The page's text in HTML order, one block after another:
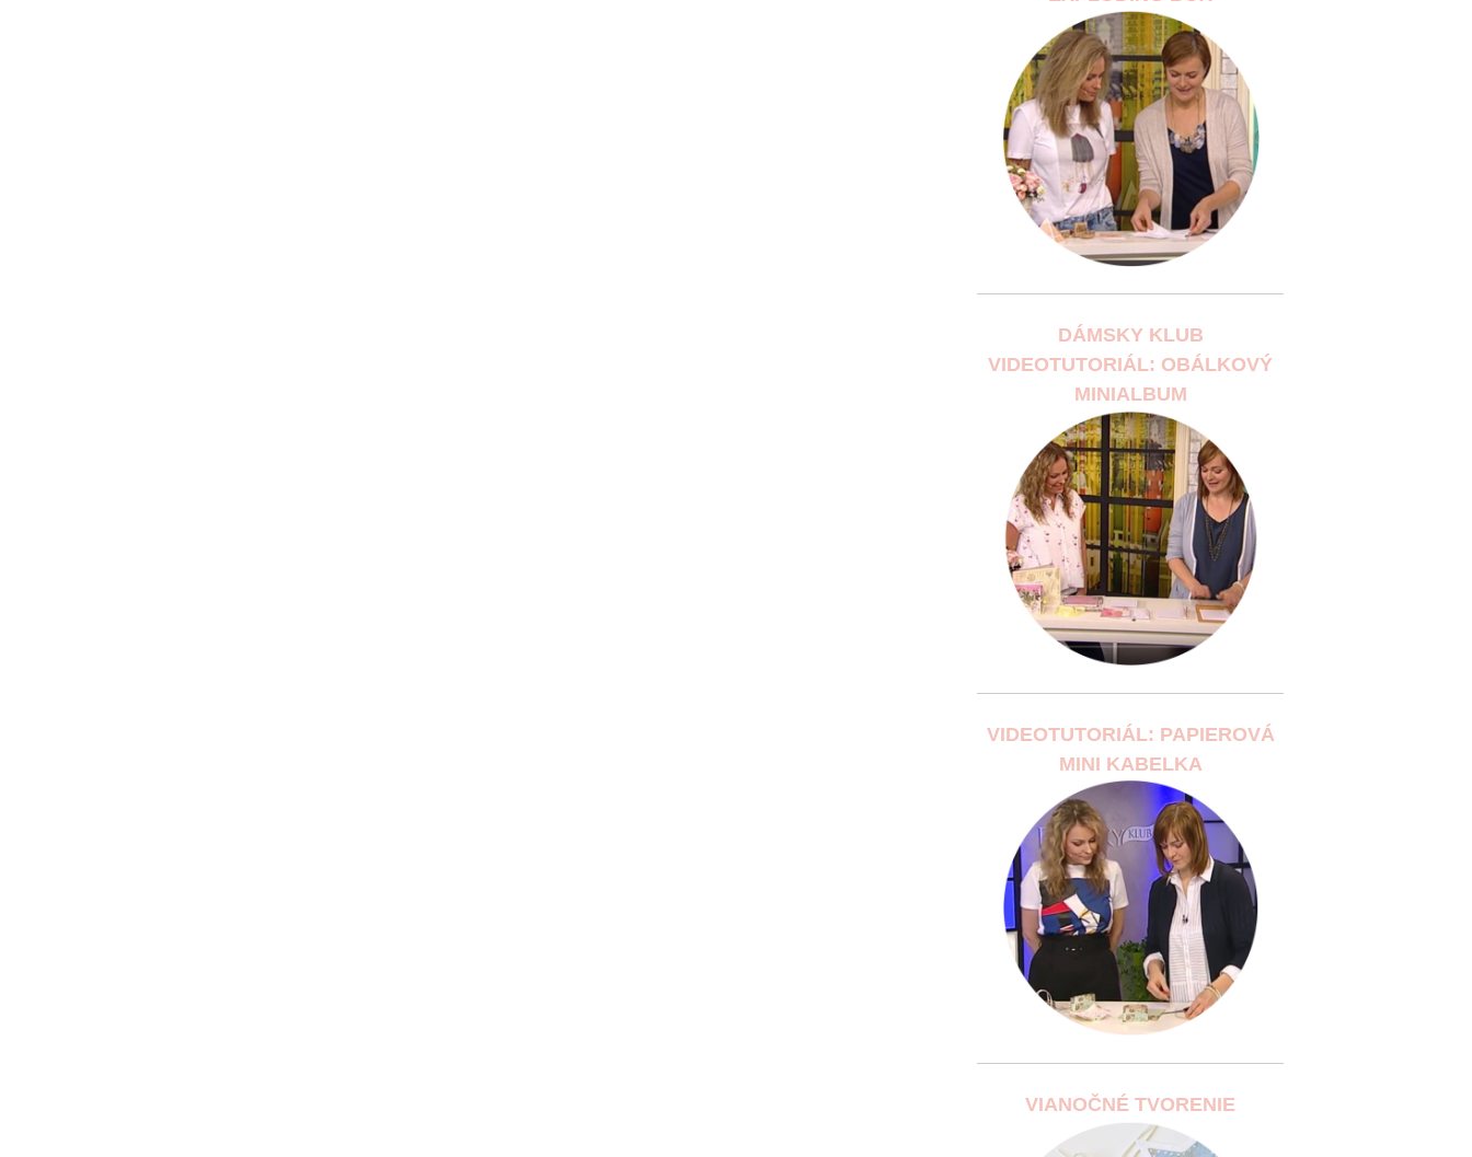
DÁMSKY KLUB
VIDEOTUTORIÁL: OBÁLKOVÝ
MINIALBUM
VIDEOTUTORIÁL: PAPIEROVÁ
MINI KABELKA
VIANOČNÉ TVORENIE